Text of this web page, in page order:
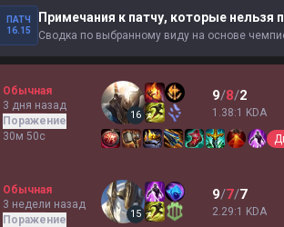
ПАТЧ
16.15
Примечания к патчу, которые нельзя
Сводка по выбранному виду на основе
Обычная
3 дня назад
Поражение
30м 50с
16
9/8/2
1.38:1 KDA
Обычная
3 недели назад
Поражение
15
9/7/7
2.29:1 KDA